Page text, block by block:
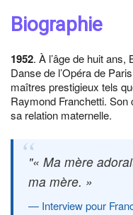
Biographie
1952. À l’âge de huit ans,
Danse de l’Opéra de
maîtres prestigieux tels
Raymond Franchetti.
sa relation maternelle.
« Ma mère
ma mère. »
Interview pour